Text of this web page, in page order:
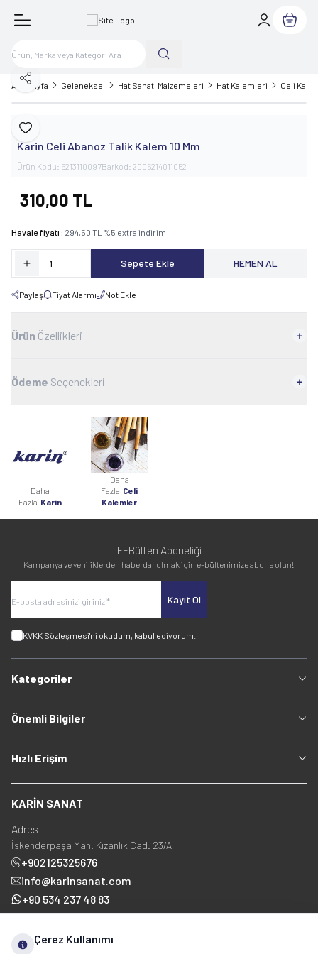
Sepetim
Ana Sayfa Geleneksel Hat Sanatı Malzemeleri Hat Kalemleri Celi
Favoriye Ekle
Paylaş
Karin
Karin Celi Abanoz Talik Kalem 10 Mm
Ürün Kodu: 6213110097Barkod: 2006214011052
310,00 TL
Havale fiyatı : 294,50 TL %5 extra indirim
Sepete Ekle HEMEN AL
Paylaş Fiyat Alarmı Not Ekle
Ürün Özellikleri
Ödeme Seçenekleri
Daha
Fazla Karin
Daha
Fazla Celi
Kalemler
E-Bülten Aboneliği
Kampanya ve yeniliklerden haberdar olmak için e-bültenimize abone olun!
Kayıt Ol
KVKK Sözleşmesi'ni okudum, kabul ediyorum.
Kategoriler
Önemli Bilgiler
Hızlı Erişim
KARİN SANAT
Adres
İskenderpaşa Mah. Kızanlık Cad. 23/A
+902125325676
info@karinsanat.com
+90 534 237 48 83
Çerez Kullanımı